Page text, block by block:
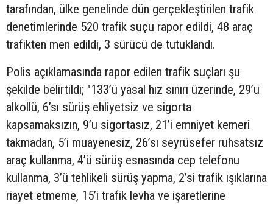
tarafından, ülke genelinde dün gerçekleştirilen trafik
denetimlerinde 520 trafik suçu rapor edildi, 48 araç
trafikten men edildi, 3 sürücü de tutuklandı.
Polis açıklamasında rapor edilen trafik suçları şu
şekilde belirtildi; "133’ü yasal hız sınırı üzerinde, 29’u
alkollü, 6’sı sürüş ehliyetsiz ve sigorta
kapsamaksızın, 9’u sigortasız, 21’i emniyet kemeri
takmadan, 5’i muayenesiz, 26’sı seyrüsefer ruhsatsız
araç kullanma, 4’ü sürüş esnasında cep telefonu
kullanma, 3’ü tehlikeli sürüş yapma, 2’si trafik ışıklarına
riayet etmeme, 15’i trafik levha ve işaretlerine